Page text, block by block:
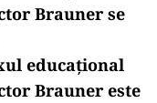
Brauner se
educaţional
Brauner este